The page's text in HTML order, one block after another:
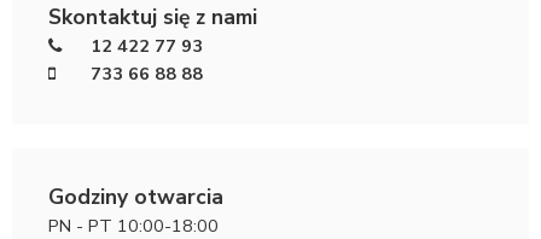
Skontaktuj się z nami
12 422 77 93
733 66 88 88
Godziny otwarcia
PN - PT 10:00-18:00